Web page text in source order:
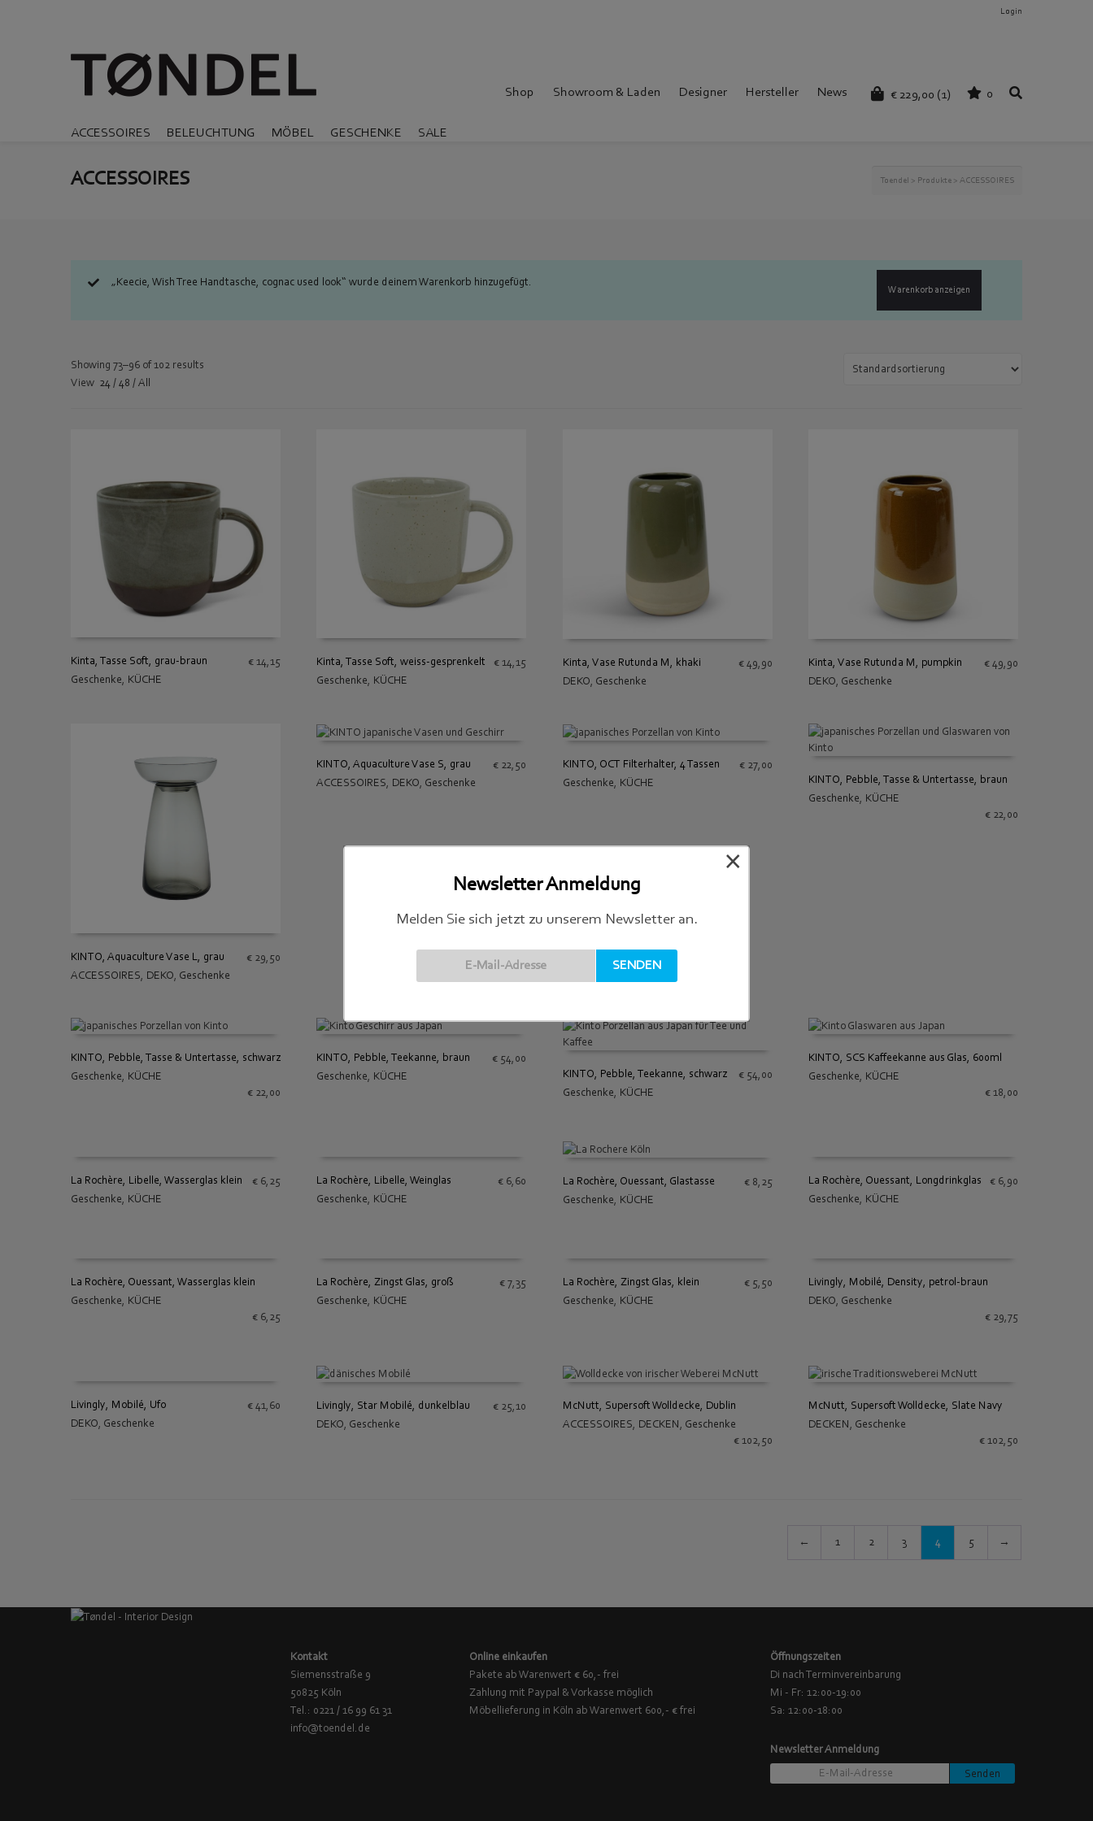
Login
€ 229,00 (1) 0
Shop Showroom & Laden Designer Hersteller News
ACCESSOIRES BELEUCHTUNG MÖBEL GESCHENKE SALE
ACCESSOIRES Toendel > Produkte > ACCESSOIRES
„Keecie, Wish Tree Handtasche, cognac used look“ wurde deinem Warenkorb hinzugefügt.
Warenkorb anzeigen
Showing 73–96 of 102 results
View 24 / 48 / All
IN DEN WARENKORB
Kinta, Tasse Soft, grau-braun
Geschenke, KÜCHE
€14,15
IN DEN WARENKORB
Kinta, Tasse Soft, weiss-gesprenkelt
Geschenke, KÜCHE
€ 14,15
IN DEN WARENKORB
Kinta, Vase Rutunda M, khaki
DEKO Geschenke
€49,90
IN DEN WARENKORB
Kinta, Vase Rutunda M, pumpkin
DEKO, Geschenke
€ 49,90
IN DEN WARENKORB
KINTO, Aquaculture Vase L, grau
ACCESSOIRES, DEKO, Geschenke
€29,50
IN DEN WARENKORB
KINTO, Aquaculture Vase S, grau
ACCESSOIRES
DEKO Geschenke
€ 22,50
IN DEN WARENKORB
KINTO, OCT Filterhalter, 4 Tassen
Geschenke
KÜCHE
€27,00
IN DEN WARENKORB
KINTO, Pebble, Tasse & Untertasse, braun
Geschenke, KÜCHE
€ 22,00
IN DEN WARENKORB
KINTO, Pebble, Tasse & Untertasse, schwarz
Geschenke, KÜCHE
€22,00
IN DEN WARENKORB
KINTO, Pebble, Teekanne, braun
Geschenke, KÜCHE
€ 54,00
IN DEN WARENKORB
KINTO, Pebble, Teekanne, schwarz
Geschenke
KÜCHE
€54,00
IN DEN WARENKORB
KINTO, SCS Kaffeekanne aus Glas, 600ml
Geschenke, KÜCHE
€ 18,00
IN DEN WARENKORB
La Rochère, Libelle, Wasserglas klein
Geschenke, KÜCHE
€6,25
IN DEN WARENKORB
La Rochère, Libelle, Weinglas
Geschenke, KÜCHE
€ 6,60
IN DEN WARENKORB
La Rochère, Ouessant, Glastasse
Geschenke, KÜCHE
€8,25
IN DEN WARENKORB
La Rochère, Ouessant, Longdrinkglas
Geschenke, KÜCHE
€ 6,90
IN DEN WARENKORB
La Rochère, Ouessant, Wasserglas klein
Geschenke, KÜCHE
€6,25
IN DEN WARENKORB
La Rochère, Zingst Glas, groß
Geschenke, KÜCHE
€ 7,35
IN DEN WARENKORB
La Rochère, Zingst Glas, klein
Geschenke, KÜCHE
€5,50
IN DEN WARENKORB
Livingly, Mobilé, Density, petrol-braun
DEKO, Geschenke
€ 29,75
IN DEN WARENKORB
Livingly, Mobilé, Ufo
DEKO, Geschenke
€41,60
IN DEN WARENKORB
Livingly, Star Mobilé, dunkelblau
DEKO Geschenke
€ 25,10
IN DEN WARENKORB
McNutt, Supersoft Wolldecke, Dublin
ACCESSOIRES
DECKEN
Geschenke
€102,50
IN DEN WARENKORB
McNutt, Supersoft Wolldecke, Slate Navy
DECKEN
Geschenke
€ 102,50
← 1 2 3 4 5 →
Kontakt
Siemensstraße 9
50825 Köln
Tel.: 0221 / 16 99 61 31
info@toendel.de
Online einkaufen
Pakete ab Warenwert € 60,- frei
Zahlung mit Paypal & Vorkasse möglich
Möbellieferung in Köln ab Warenwert 600,- € frei
Öffnungszeiten
Di nach Terminvereinbarung
Mi - Fr: 12:00-19:00
Sa: 12:00-18:00
Newsletter Anmeldung
Newsletter Anmeldung
Melden Sie sich jetzt zu unserem Newsletter an.
×